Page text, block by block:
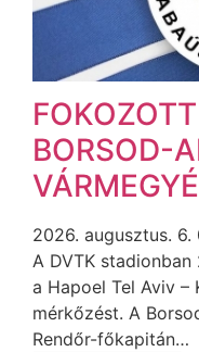
BORSOD-
2026. augusztus. 6.
A DVTK
a Hapoel Tel Aviv –
mérkőzést. A
Rendőr-főkapitán…